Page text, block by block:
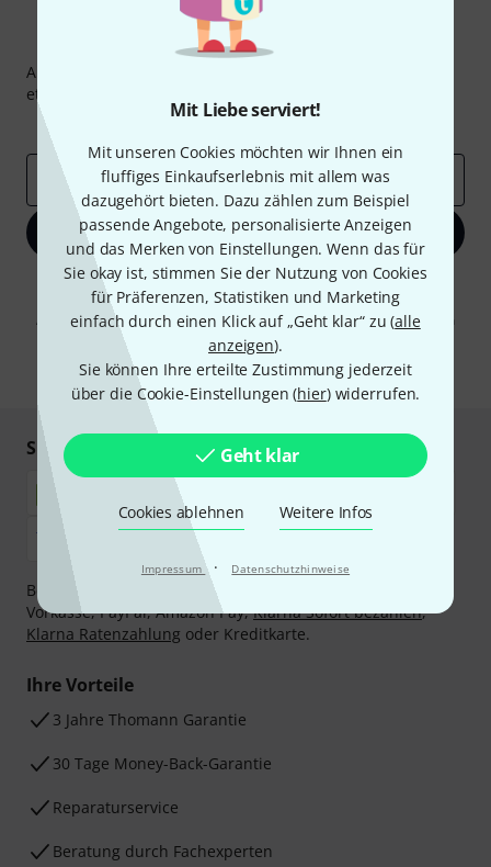
Mit Liebe serviert!
Mit unseren Cookies möchten wir Ihnen ein
fluffiges Einkaufserlebnis mit allem was
dazugehört bieten. Dazu zählen zum Beispiel
passende Angebote, personalisierte Anzeigen
und das Merken von Einstellungen. Wenn das für
Sie okay ist, stimmen Sie der Nutzung von Cookies
für Präferenzen, Statistiken und Marketing
einfach durch einen Klick auf „Geht klar“ zu (alle
anzeigen).
Sie können Ihre erteilte Zustimmung jederzeit
über die Cookie-Einstellungen (hier) widerrufen.
Geht klar
Cookies ablehnen Weitere Infos
Impressum · Datenschutzhinweise
Thomann Newsletter
Abonniere den Thomann Newsletter und gewinne mit
etwas Glück einen von
E-Mail-Adresse*
Jetzt anmelden
Mit Klick auf „Jetzt anmelden“ stimmen Sie dem Erhalt von E-Mail-
Werbung und einer Messung des E-Mail-Nutzungsverhaltens zu. Die
Abmeldung ist jederzeit möglich. Weitere Informationen finden Sie in
Datenschutzhinweisen
* Pflichtfeld
Sicher einkaufen & bezahlen
Bezahlen Sie vertraulich und sicher per Nachnahme,
Vorkasse, PayPal, Amazon Pay,Klarna Sofort bezahlen,
Klarna Ratenzahlung oder Kreditkarte.
Ihre Vorteile
3 Jahre Thomann Garantie
30 Tage Money-Back-Garantie
Reparaturservice
Beratung durch Fachexperten